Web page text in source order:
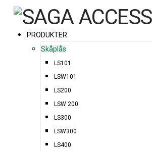
PRODUKTER
Skåplås
LS101
LSW101
LS200
LSW 200
LS300
LSW300
LS400